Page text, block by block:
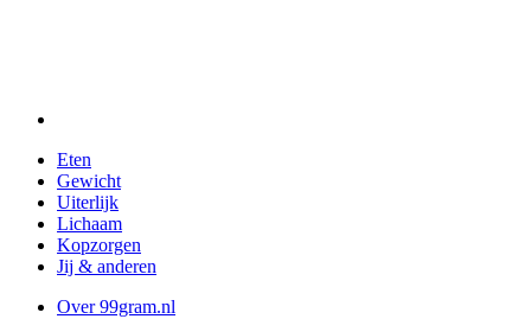
Eten
Gewicht
Uiterlijk
Lichaam
Kopzorgen
Jij & anderen
Over 99gram.nl